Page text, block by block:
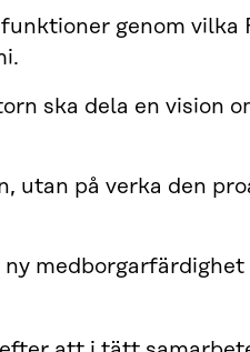
genom vilka
ska dela en vision
utan på verka den
medborgarfärdighet